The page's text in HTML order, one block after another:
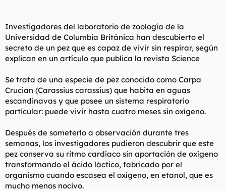
Investigadores del laboratorio de zoología de la
Universidad de Columbia Británica han descubierto el
secreto de un pez que es capaz de vivir sin respirar, según
explican en un artículo que publica la revista Science
Se trata de una especie de pez conocido como Carpa
Crucian (Carassius carassius) que habita en aguas
escandinavas y que posee un sistema respiratorio
particular: puede vivir hasta cuatro meses sin oxígeno.
Después de someterlo a observación durante tres
semanas, los investigadores pudieron descubrir que este
pez conserva su ritmo cardiaco sin aportación de oxígeno
transformando el ácido láctico, fabricado por el
organismo cuando escasea el oxígeno, en etanol, que es
mucho menos nocivo.